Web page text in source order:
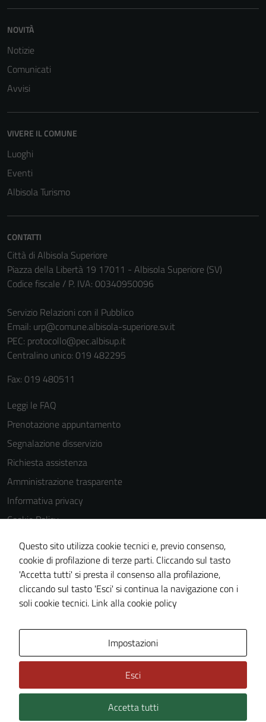
NOVITÀ
Notizie
Comunicati
Avvisi
VIVERE IL COMUNE
Luoghi
Eventi
Albisola Turismo
CONTATTI
Città di Albisola Superiore
Piazza della Libertà 19 17011 - Albisola Superiore (SV)
Codice fiscale / P. IVA: 00340950096
Servizio Relazioni con il Pubblico
Email: urp@comune.albisola-superiore.sv.it
PEC: protocollo@pec.albisup.it
Centralino unico: 019 482295
Fax: 019 480511
Leggi le FAQ
Prenotazione appuntamento
Segnalazione disservizio
Richiesta assistenza
Amministrazione trasparente
Informativa privacy
Cookie Policy
Note legali
Dichiarazione di accessibilità
Piano di miglioramento del sito
Statistiche sito web
Technical Design s.r.l.
Questo sito utilizza cookie tecnici e, previo consenso,
cookie di profilazione di terze parti. Cliccando sul tasto
'Accetta tutti' si presta il consenso alla profilazione,
cliccando sul tasto 'Esci' si continua la navigazione con i
soli cookie tecnici. Link alla cookie policy
Impostazioni
Esci
Accetta tutti
del sito e non
personali.